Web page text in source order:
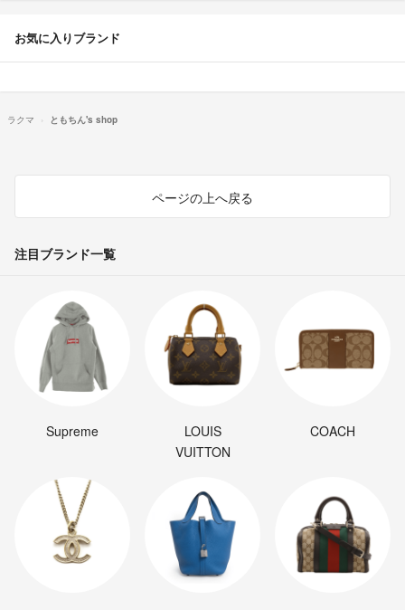
お気に入りブランド
ラクマ ともちん's shop
ページの上へ戻る
注目ブランド一覧
Supreme
LOUIS
VUITTON
COACH